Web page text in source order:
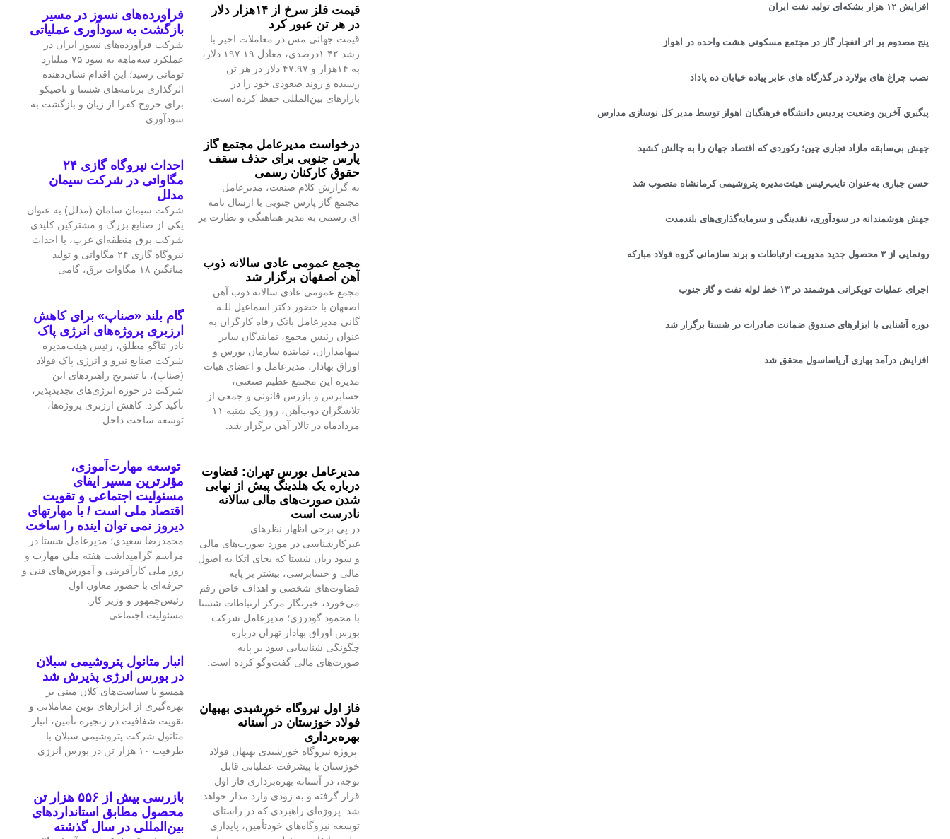
افزایش ۱۲ هزار بشکه‌ای تولید نفت ایران
پنج مصدوم بر اثر انفجار گاز در مجتمع مسکونی هشت واحده در اهواز
نصب چراغ های بولارد در گذرگاه های عابر پیاده خیابان ده پاداد
پيگيري آخرین وضعیت پردیس دانشگاه فرهنگیان اهواز توسط مدیر کل نوسازی مدارس
جهش بی‌سابقه مازاد تجاری چین؛ رکوردی که اقتصاد جهان را به چالش کشید
حسن جباری به‌عنوان نایب‌رئیس هیئت‌مدیره پتروشیمی کرمانشاه منصوب شد
جهش هوشمندانه در سودآوری، نقدینگی و سرمایه‌گذاری‌های بلندمدت
رونمایی از ۳ محصول جدید مدیریت ارتباطات و برند سازمانی گروه فولاد مبارکه
اجرای عملیات توپکرانی هوشمند در ۱۳ خط لوله نفت و گاز جنوب
دوره آشنایی با ابزارهای صندوق ضمانت صادرات در شستا برگزار شد
افزایش درآمد بهاری آریاساسول محقق شد
قیمت فلز سرخ از ۱۴هزار دلار
در هر تن عبور کرد
قیمت جهانی مس در معاملات اخیر با
رشد ۱.۴۲درصدی، معادل ۱۹۷.۱۹ دلار،
به ۱۴هزار و ۴۷.۹۷ دلار در هر تن
رسیده و روند صعودی خود را در
بازارهای بین‌المللی حفظ کرده است.
درخواست مدیرعامل مجتمع گاز
پارس جنوبی برای حذف سقف
حقوق کارکنان رسمی
به گزارش کلام صنعت، مدیرعامل
مجتمع گاز پارس جنوبی با ارسال نامه
ای رسمی به مدیر هماهنگی و نظارت بر
مجمع عمومی عادی سالانه ذوب
آهن اصفهان برگزار شد
مجمع عمومی عادی سالانه ذوب آهن
اصفهان با حضور دکتر اسماعیل للـه
گانی مدیرعامل بانک رفاه کارگران به
عنوان رئیس مجمع، نمایندگان سایر
سهامداران، نماینده سازمان بورس و
اوراق بهادار، مدیرعامل و اعضای هیات
مدیره این مجتمع عظیم صنعتی،
حسابرس و بازرس قانونی و جمعی از
تلاشگران ذوب‌آهن، روز یک شنبه ۱۱
مردادماه در تالار آهن برگزار شد.
مدیرعامل بورس تهران: قضاوت
درباره یک هلدینگ پیش از نهایی
شدن صورت‌های مالی سالانه
نادرست است
در پی برخی اظهار نظرهای
غیرکارشناسی در مورد صورت‌های مالی
و سود زیان شستا که بجای اتکا به اصول
مالی و حسابرسی، بیشتر بر پایه
قضاوت‌‌های شخصی و اهداف خاص رقم
می‌خورد، خبرنگار مرکز ارتباطات شستا
با محمود گودرزی؛ مدیرعامل شرکت
بورس اوراق بهادار تهران درباره
چگونگی شناسایی سود بر پایه
صورت‌های مالی گفت‌وگو کرده است.
فاز اول نیروگاه خورشیدی بهبهان
فولاد خوزستان در آستانه
بهره‌برداری
پروژه نیروگاه خورشیدی بهبهان فولاد
خوزستان با پیشرفت عملیاتی قابل‌
توجه، در آستانه بهره‌برداری فاز اول
قرار گرفته و به‌ زودی وارد مدار خواهد
شد. پروژه‌ای راهبردی که در راستای
توسعه نیروگاه‌های خودتأمین، پایداری
فرآورده‌های نسوز در مسیر
بازگشت به سودآوری عملیاتی
شرکت فرآورده‌های نسوز ایران در
عملکرد سه‌ماهه به سود ۷۵ میلیارد
تومانی رسید؛ این اقدام نشان‌دهنده
اثرگذاری برنامه‌های شستا و تاصیکو
برای خروج کفرا از زیان و بازگشت به
سودآوری
احداث نیروگاه گازی ۲۴
مگاواتی در شرکت سیمان
مدلل
شرکت سیمان سامان (مدلل) به عنوان
یکی از صنایع بزرگ و مشترکین کلیدی
شرکت برق منطقه‌ای غرب، با احداث
نیروگاه گازی ۲۴ مگاواتی و تولید
میانگین ۱۸ مگاوات برق، گامی
گام بلند «صناپ» برای کاهش
ارزبری پروژه‌های انرژی پاک
نادر ثناگو مطلق، رئیس هیئت‌مدیره
شرکت صنایع نیرو و انرژی پاک فولاد
(صناپ)، با تشریح راهبردهای این
شرکت در حوزه انرژی‌های تجدیدپذیر،
تأکید کرد: کاهش ارزبری پروژه‌ها،
توسعه ساخت داخل
توسعه مهارت‌آموزی،
مؤثرترین مسیر ایفای
مسئولیت اجتماعی و تقویت
اقتصاد ملی است / با مهارتهای
دیروز نمی توان اینده را ساخت
محمدرضا سعیدی؛ مدیرعامل شستا در
مراسم گرامیداشت هفته ملی مهارت و
روز ملی کارآفرینی و آموزش‌های فنی و
حرفه‌ای با حضور معاون اول
رئیس‌جمهور و وزیر کار:
مسئولیت اجتماعی
انبار متانول پتروشیمی سبلان
در بورس انرژی پذیرش شد
همسو با سیاست‌های کلان مبنی بر
بهره‌گیری از ابزارهای نوین معاملاتی و
تقویت شفافیت در زنجیره تأمین، انبار
متانول شرکت پتروشیمی سبلان با
ظرفیت ۱۰ هزار تن در بورس انرژی
بازرسی بیش از ۵۵۶ هزار تن
محصول مطابق استانداردهای
بین‌المللی در سال گذشته